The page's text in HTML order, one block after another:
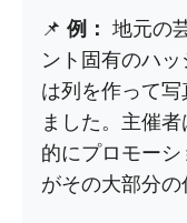
📌 例： 地元の
ント固有のハ
は列を作って
ました。主催
的にプロモー
がその大部分の